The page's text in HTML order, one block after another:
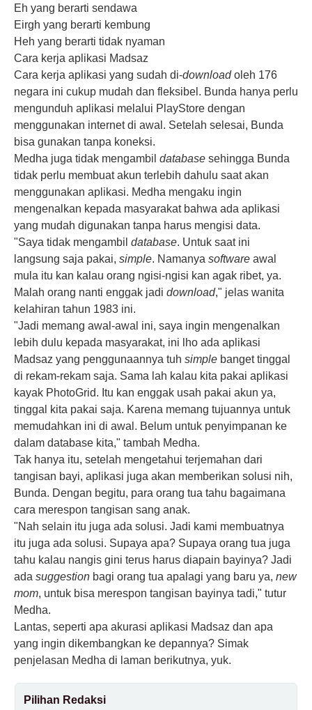
Eh yang berarti sendawa
Eirgh yang berarti kembung
Heh yang berarti tidak nyaman
Cara kerja aplikasi Madsaz
Cara kerja aplikasi yang sudah di-downloadoleh 176
negara ini cukup mudah dan fleksibel. Bunda hanya perlu
mengunduh aplikasi melalui PlayStore dengan
menggunakan internet di awal. Setelah selesai, Bunda
bisa gunakan tanpa koneksi.
Medha juga tidak mengambil database sehingga Bunda
tidak perlu membuat akun terlebih dahulu saat akan
menggunakan aplikasi. Medha mengaku ingin
mengenalkan kepada masyarakat bahwa ada aplikasi
yang mudah digunakan tanpa harus mengisi data.
"Saya tidak mengambil database. Untuk saat ini
langsung saja pakai, simple. Namanya software awal
mula itu kan kalau orang ngisi-ngisi kan agak ribet, ya.
Malah orang nanti enggak jadi download," jelas wanita
kelahiran tahun 1983 ini.
"Jadi memang awal-awal ini, saya ingin mengenalkan
lebih dulu kepada masyarakat, ini lho ada aplikasi
Madsaz yang penggunaannya tuh simple banget tinggal
di rekam-rekam saja. Sama lah kalau kita pakai aplikasi
kayak PhotoGrid. Itu kan enggak usah pakai akun ya,
tinggal kita pakai saja. Karena memang tujuannya untuk
memudahkan ini di awal. Belum untuk penyimpanan ke
dalam database kita," tambah Medha.
Tak hanya itu, setelah mengetahui terjemahan dari
tangisan bayi, aplikasi juga akan memberikan solusi nih,
Bunda. Dengan begitu, para orang tua tahu bagaimana
cara merespon tangisan sang anak.
"Nah selain itu juga ada solusi. Jadi kami membuatnya
itu juga ada solusi. Supaya apa? Supaya orang tua juga
tahu kalau nangis gini terus harus diapain bayinya? Jadi
ada suggestion bagi orang tua apalagi yang baru ya, new
mom, untuk bisa merespon tangisan bayinya tadi," tutur
Medha.
Lantas, seperti apa akurasi aplikasi Madsaz dan apa
yang ingin dikembangkan ke depannya? Simak
penjelasan Medha di laman berikutnya, yuk.
Pilihan Redaksi